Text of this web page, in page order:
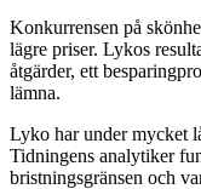
Konkurrensen på
lägre priser. Lykos
åtgärder, ett
lämna.
Lyko har under mycket
Tidningens analytiker
bristningsgränsen och